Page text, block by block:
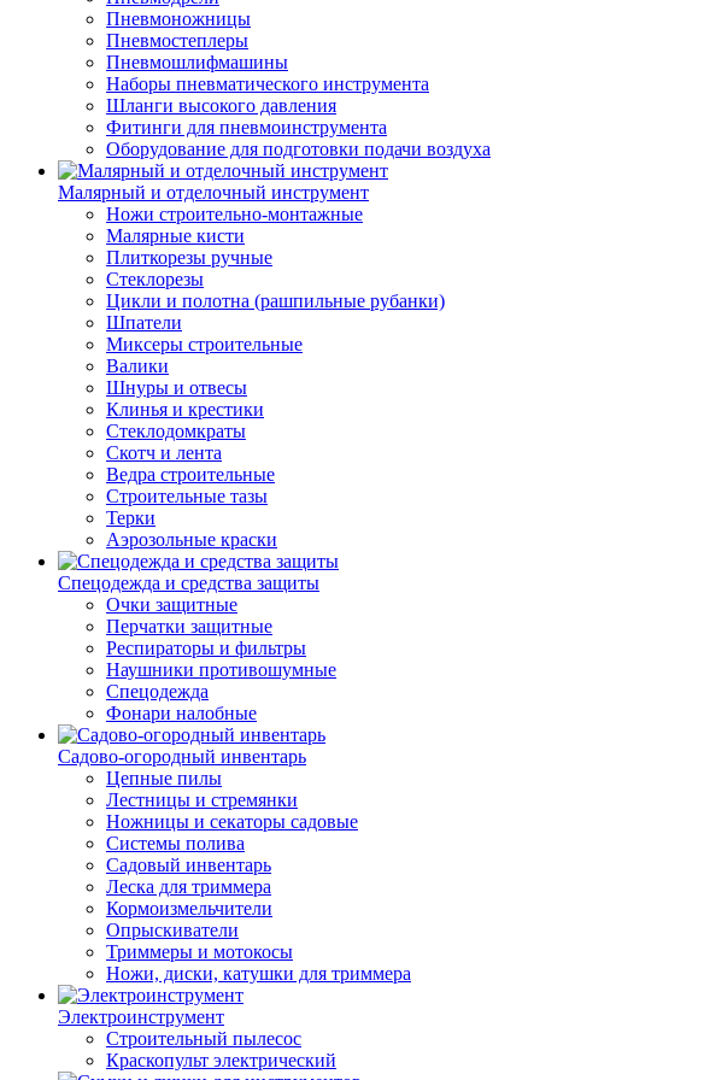
Пневмоножницы
Пневмостеплеры
Пневмошлифмашины
Наборы пневматического инструмента
Шланги высокого давления
Фитинги для пневмоинструмента
Оборудование для подготовки подачи воздуха
Малярный и отделочный инструмент
Ножи строительно-монтажные
Малярные кисти
Плиткорезы ручные
Стеклорезы
Цикли и полотна (рашпильные рубанки)
Шпатели
Миксеры строительные
Валики
Шнуры и отвесы
Клинья и крестики
Стеклодомкраты
Скотч и лента
Ведра строительные
Строительные тазы
Терки
Аэрозольные краски
Спецодежда и средства защиты
Очки защитные
Перчатки защитные
Респираторы и фильтры
Наушники противошумные
Спецодежда
Фонари налобные
Садово-огородный инвентарь
Цепные пилы
Лестницы и стремянки
Ножницы и секаторы садовые
Системы полива
Садовый инвентарь
Леска для триммера
Кормоизмельчители
Опрыскиватели
Триммеры и мотокосы
Ножи, диски, катушки для триммера
Электроинструмент
Строительный пылесос
Краскопульт электрический